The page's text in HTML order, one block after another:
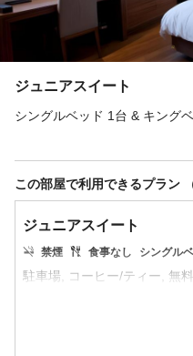
ジュニアスイート
シングルベッド 1台 & キング
この部屋で利用できるプラン
ジュニアスイート
禁煙 食事なし シングル